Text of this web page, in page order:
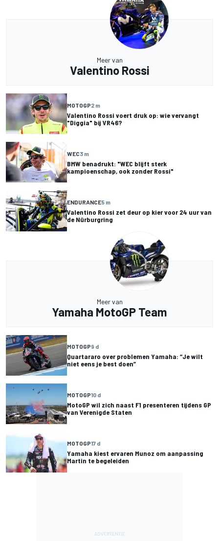
Meer van
Valentino Rossi
MOTOGP2 m
Valentino Rossi voert druk op: wie vervangt
"Diggia" bij VR46?
WEC3 m
BMW benadrukt: "WEC blijft sterk
kampioenschap, ook zonder Rossi"
ENDURANCE5 m
Valentino Rossi zet deur op kier voor 24 uur van
de Nürburgring
Meer van
Yamaha MotoGP Team
MOTOGP9 d
Quartararo over problemen Yamaha: “Je wilt
niet eens je best doen”
MOTOGP10 d
MotoGP wil zich naast F1 presenteren tijdens GP
van Verenigde Staten
MOTOGP17 d
Yamaha kiest ervaren Munoz om aanpassing
Martin te begeleiden